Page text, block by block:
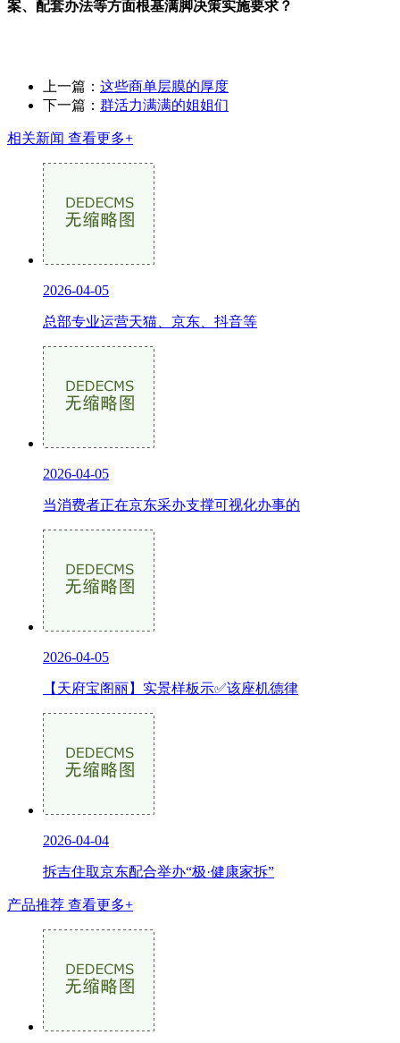
上一篇： 这些商单层膜的厚度
下一篇： 群活力满满的姐姐们
相关新闻 查看更多+
2026-04-05
总部专业运营天猫、京东、抖音等
2026-04-05
当消费者正在京东采办支撑可视化办事的
2026-04-05
【天府宝阁丽】实景样板示✅该座机德律
2026-04-04
拆吉住取京东配合举办“极·健康家拆”
产品推荐 查看更多+